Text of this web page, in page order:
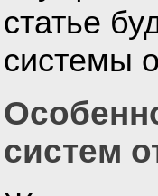
статье
системы
систем